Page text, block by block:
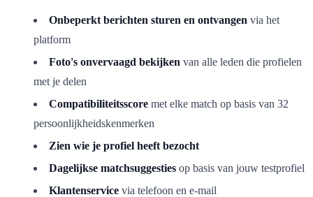
Onbeperkt berichten sturen en ontvangen via het
platform
Foto's onvervaagd bekijken van alle leden die profielen
met je delen
Compatibiliteitsscore met elke match op basis van 32
persoonlijkheidskenmerken
Zien wie je profiel heeft bezocht
Dagelijkse matchsuggesties op basis van jouw testprofiel
Klantenservice via telefoon en e-mail